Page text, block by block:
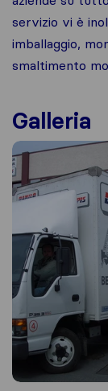
servizio vi è
imballaggio,
smaltimento
Galleria